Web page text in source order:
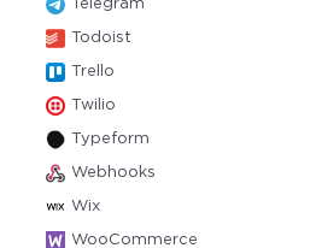
Telegram
Todoist
Trello
Twilio
Typeform
Webhooks
Wix
WooCommerce